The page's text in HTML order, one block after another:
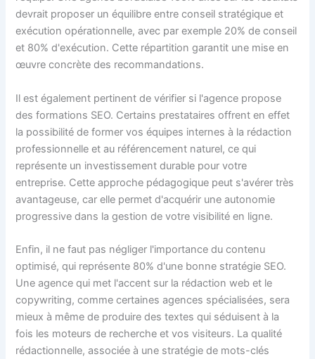
devrait proposer un équilibre entre conseil stratégique et
exécution opérationnelle, avec par exemple 20% de conseil
et 80% d'exécution. Cette répartition garantit une mise en
œuvre concrète des recommandations.
Il est également pertinent de vérifier si l'agence propose
des formations SEO. Certains prestataires offrent en effet
la possibilité de former vos équipes internes à la rédaction
professionnelle et au référencement naturel, ce qui
représente un investissement durable pour votre
entreprise. Cette approche pédagogique peut s'avérer très
avantageuse, car elle permet d'acquérir une autonomie
progressive dans la gestion de votre visibilité en ligne.
Enfin, il ne faut pas négliger l'importance du contenu
optimisé, qui représente 80% d'une bonne stratégie SEO.
Une agence qui met l'accent sur la rédaction web et le
copywriting, comme certaines agences spécialisées, sera
mieux à même de produire des textes qui séduisent à la
fois les moteurs de recherche et vos visiteurs. La qualité
rédactionnelle, associée à une stratégie de mots-clés